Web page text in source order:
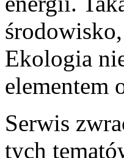
Ekologia
elementem
Serwis
tych